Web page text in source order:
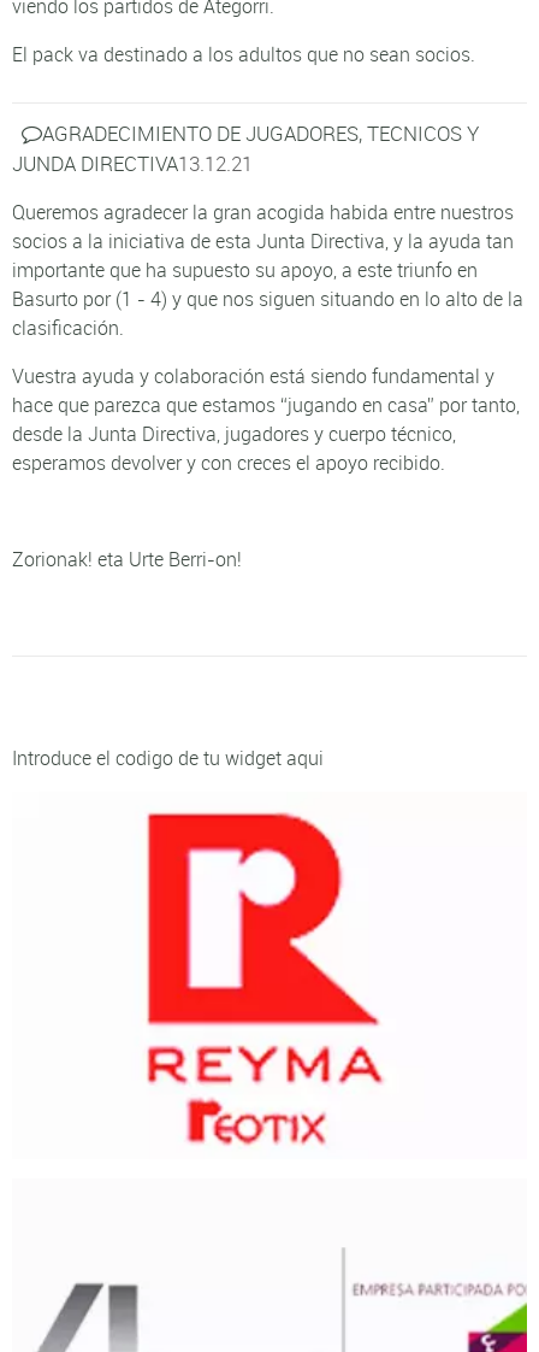
viendo los partidos de Ategorri.
El pack va destinado a los adultos que no sean socios.
AGRADECIMIENTO DE JUGADORES, TECNICOS Y
JUNDA DIRECTIVA13.12.21
Queremos agradecer la gran acogida habida entre nuestros
socios a la iniciativa de esta Junta Directiva, y la ayuda tan
importante que ha supuesto su apoyo, a este triunfo en
Basurto por (1 - 4) y que nos siguen situando en lo alto de la
clasificación.
Vuestra ayuda y colaboración está siendo fundamental y
hace que parezca que estamos “jugando en casa” por tanto,
desde la Junta Directiva, jugadores y cuerpo técnico,
esperamos devolver y con creces el apoyo recibido.
Zorionak! eta Urte Berri-on!
Introduce el codigo de tu widget aqui